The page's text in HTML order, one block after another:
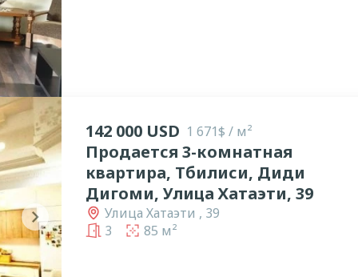
chevron_right
142 000 USD 1 671$ / м²
Продается 3-комнатная
квартира, Тбилиси, Диди
Дигоми, Улица Хатаэти, 39
Улица Хатаэти , 39
3
85 м²